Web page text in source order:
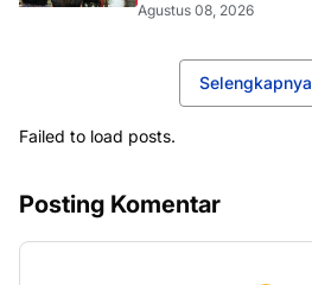
Agustus 08, 2026
Selengkapnya
Failed to load posts.
Posting Komentar